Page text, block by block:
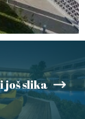
još slika